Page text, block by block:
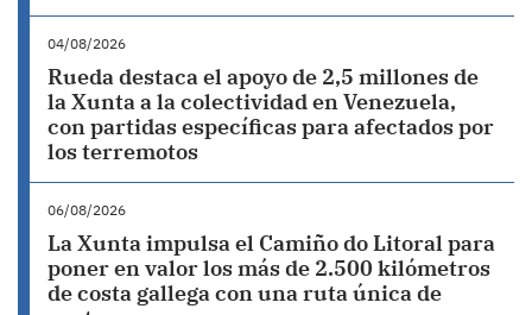
04/08/2026
Rueda destaca el apoyo de 2,5 millones de
la Xunta a la colectividad en Venezuela,
con partidas específicas para afectados por
los terremotos
06/08/2026
La Xunta impulsa el Camiño do Litoral para
poner en valor los más de 2.500 kilómetros
de costa gallega con una ruta única de